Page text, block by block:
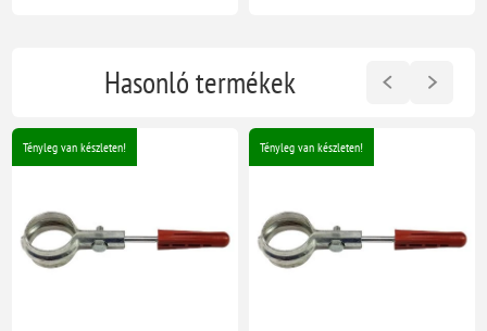
Hasonló termékek
Tényleg van készleten! Tényleg van készleten!